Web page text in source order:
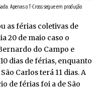
Apenas o T-Cross segue em produção
as férias coletivas de
20 de maio caso o
do Campo e
dias de férias, enquanto
Carlos terá 11 dias. A
de férias foi a de São